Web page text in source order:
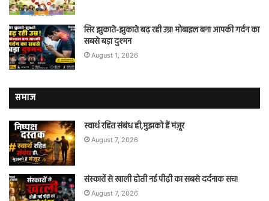
सिर झुकाते-झुकाते बढ़ रही उम्र! मोबाइल बना आपकी गर्दन का
सबसे बड़ा दुश्मन
August 1, 2026
समाज
स्वार्थ रहित संबंध ही,मुझको हैं मंज़ूर
August 7, 2026
संस्कारों से खाली होती नई पीढ़ी का सबसे दर्दनाक सच!
August 7, 2026